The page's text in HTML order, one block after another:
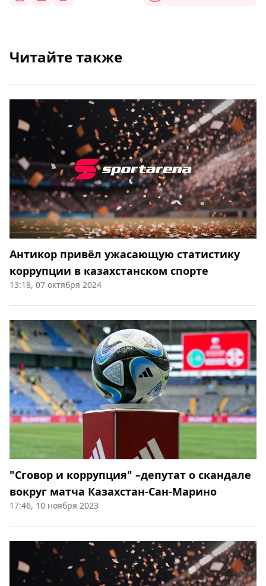
Читайте также
Антикор привёл ужасающую статистику
коррупции в казахстанском спорте
13:18, 07 октября 2024
"Сговор и коррупция" –депутат о скандале
вокруг матча Казахстан-Сан-Марино
17:46, 10 ноября 2023